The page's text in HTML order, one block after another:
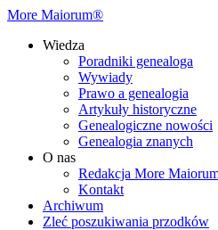
More Maiorum®
Wiedza
Poradniki genealoga
Wywiady
Prawo a genealogia
Artykuły historyczne
Genealogiczne nowości
Genealogia znanych
O nas
Redakcja More
Kontakt
Archiwum
Zleć poszukiwania przodków